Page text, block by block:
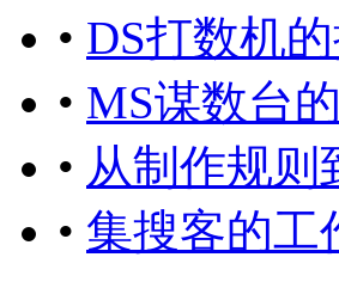
• DS打数机
• MS谋数台
• 从制作规则
• 集搜客的工